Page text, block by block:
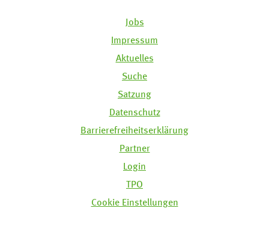
Jobs
Impressum
Aktuelles
Suche
Satzung
Datenschutz
Barrierefreiheitserklärung
Partner
Login
TPO
Cookie Einstellungen